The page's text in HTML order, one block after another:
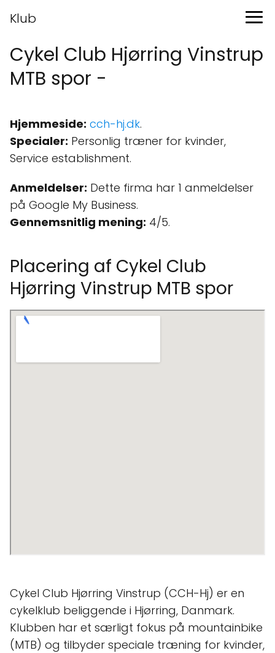
Klub
Cykel Club Hjørring Vinstrup
MTB spor -
Hjemmeside: cch-hj.dk.
Specialer: Personlig træner for kvinder,
Service establishment.
Anmeldelser: Dette firma har 1 anmeldelser
på Google My Business.
Gennemsnitlig mening: 4/5.
Placering af Cykel Club
Hjørring Vinstrup MTB spor
Cykel Club Hjørring Vinstrup (CCH-Hj) er en
cykelklub beliggende i Hjørring, Danmark.
Klubben har et særligt fokus på mountainbike
(MTB) og tilbyder speciale træning for kvinder,